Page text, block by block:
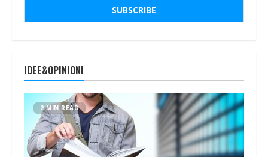
IDEE&OPINIONI
2 MIN READ